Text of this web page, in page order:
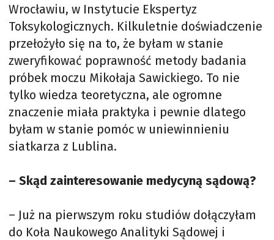
Wrocławiu, w Instytucie Ekspertyz
Toksykologicznych. Kilkuletnie doświadczenie
przełożyło się na to, że byłam w stanie
zweryfikować poprawność metody badania
próbek moczu Mikołaja Sawickiego. To nie
tylko wiedza teoretyczna, ale ogromne
znaczenie miała praktyka i pewnie dlatego
byłam w stanie pomóc w uniewinnieniu
siatkarza z Lublina.
– Skąd zainteresowanie medycyną sądową?
– Już na pierwszym roku studiów dołączyłam
do Koła Naukowego Analityki Sądowej i